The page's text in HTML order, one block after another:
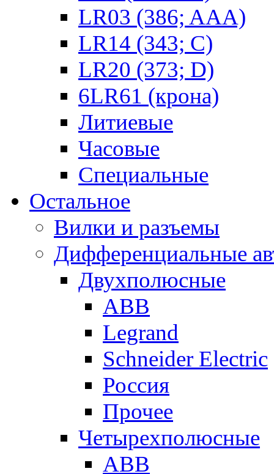
LR03 (386; AAA)
LR14 (343; C)
LR20 (373; D)
6LR61 (крона)
Литиевые
Часовые
Специальные
Остальное
Вилки и разъемы
Дифференциальные
Двухполюсные
ABB
Legrand
Schneider Electric
Россия
Прочее
Четырехполюсные
ABB